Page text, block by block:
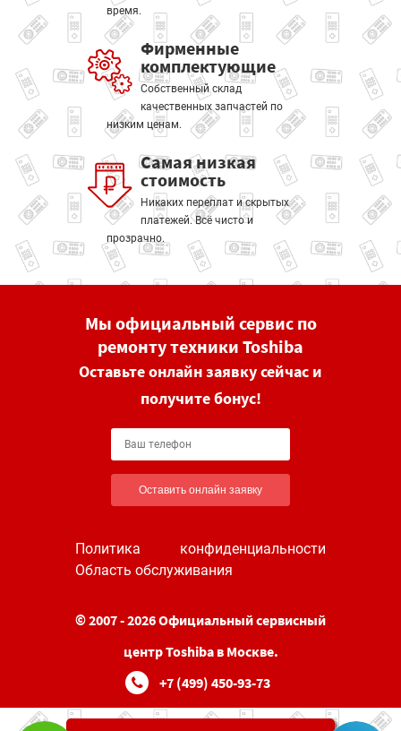
время.
Фирменные
комплектующие
Собственный склад
качественных запчастей по
низким ценам.
Самая низкая
стоимость
Никаких переплат и скрытых
платежей. Всё чисто и
прозрачно.
Мы официальный сервис по
ремонту техники Toshiba
Оставьте онлайн заявку сейчас и
получите бонус!
Оставить онлайн заявку
Политика конфиденциальности
Область обслуживания
© 2007 - 2026 Официальный сервисный
центр Toshiba в Москве.
+7 (499) 450-93-73